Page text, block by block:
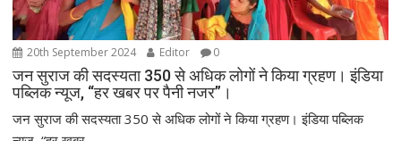
20th September 2024 Editor 0
जन सुराज की सदस्यता 350 से अधिक लोगों ने किया ग्रहण। इंडिया
पब्लिक न्यूज, “हर खबर पर पैनी नजर”।
जन सुराज की सदस्यता 350 से अधिक लोगों ने किया ग्रहण। इंडिया पब्लिक